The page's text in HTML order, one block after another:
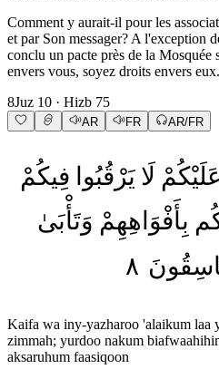
Comment y aurait-il pour les
et par Son messager? A l'exception
conclu un pacte près de la Mosquée
envers vous, soyez droits envers
8Juz 10 · Hizb 75
AR FR AR/FR
عَلَيْكُمْ لَا يَرْقُبُوا فِيكُمْ
بِأَفْوَاهِهِمْ وَتَأْبَىٰ
٨
Kaifa wa iny-yazharoo 'alaikum laa
zimmah; yurdoo nakum
aksaruhum faasiqoon